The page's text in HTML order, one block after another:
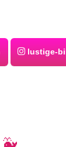
lustige-